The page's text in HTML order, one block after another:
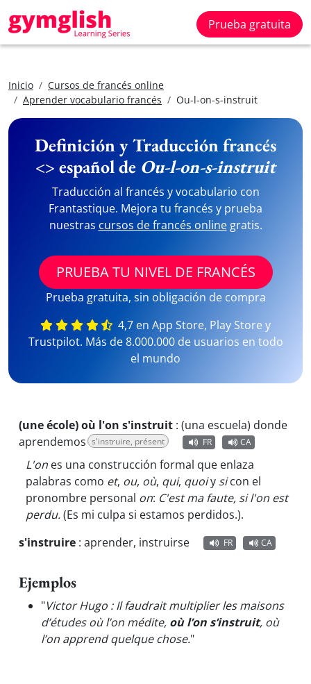
Prueba gratuita
Inicio
Cursos de francés online
Aprender vocabulario francés
Ou-l-on-s-instruit
Definición y Traducción francés
<> español de Ou-l-on-s-instruit
Traducción al francés y vocabulario con
Frantastique. Mejora tu francés y prueba
nuestras cursos de francés onlinegratis.
PRUEBA TU NIVEL DE FRANCÉS
Prueba gratuita, sin obligación de compra
4,7 en App Store, Play Store y
Trustpilot. Más de 8.000.000 de usuarios en todo
el mundo
(une école) où l'on s'instruit : (una escuela) donde
aprendemos s'instruire, présent FR CA
L'on es una construcción formal que enlaza
palabras como et, ou, où, qui, quoiy sicon el
pronombre personal on: C'est ma faute, si l'on est
perdu.(Es mi culpa si estamos perdidos.).
s'instruire : aprender, instruirse FR CA
Ejemplos
"Victor Hugo : Il faudrait multiplier les maisons
d’études où l’on médite, où l’on s’instruit, où
l’on apprend quelque chose."